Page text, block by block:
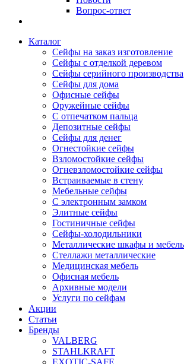
Вопрос-ответ
Каталог
Сейфы на заказ изготовление
Сейфы с отделкой деревом
Сейфы серийного производства
Сейфы для дома
Офисные сейфы
Оружейные сейфы
С отпечатком пальца
Депозитные сейфы
Сейфы для денег
Огнестойкие сейфы
Взломостойкие сейфы
Огневзломостойкие сейфы
Встраиваемые в стену
Мебельные сейфы
С электронным замком
Элитные сейфы
Гостиничные сейфы
Сейфы-холодильники
Металлические шкафы и мебель
Стеллажи металлические
Медицинская мебель
Офисная мебель
Архивные модели
Услуги по сейфам
Акции
Статьи
Бренды
VALBERG
STAHLKRAFT
EXOTIC-SAFE